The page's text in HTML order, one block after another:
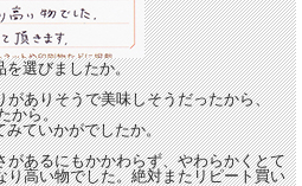
を選びましたか。
がありそうで美味しそうだったから、
から。
みていかがでしたか。
があるにもかかわらず、やわらかくとて
り高い物でした。絶対またリピート買い